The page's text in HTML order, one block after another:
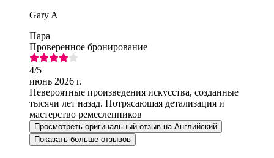
Gary A
Пара
Проверенное бронирование
4/5
июнь 2026 г.
Невероятные произведения искусства, созданные
тысячи лет назад. Потрясающая детализация и
мастерство ремесленников
Просмотреть оригинальный отзыв на Английский
Показать больше отзывов